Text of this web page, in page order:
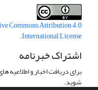
Commons Attribution 4.0
International License
.
اشتراک خبرنامه
برای دریافت اخبار و
شوید.